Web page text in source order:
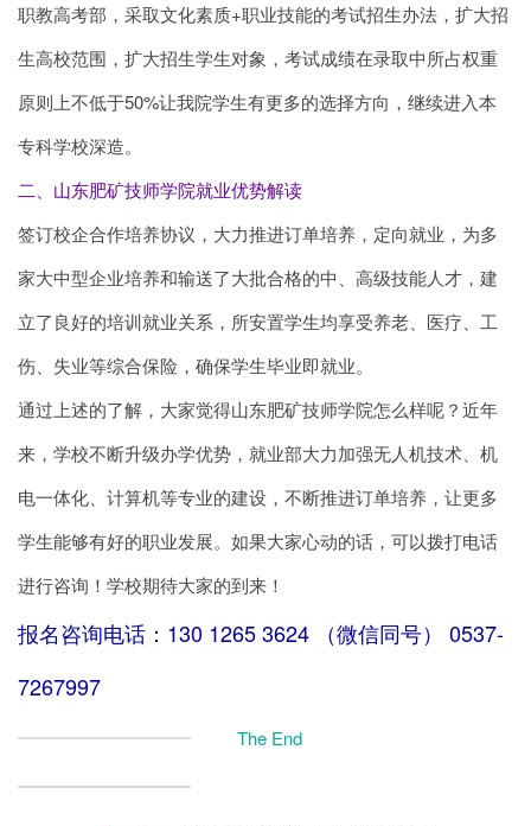
职教高考部，采取文化素质+职业技能的考试招生办法，扩大招
生高校范围，扩大招生学生对象，考试成绩在录取中所占权重
原则上不低于50%让我院学生有更多的选择方向，继续进入本
专科学校深造。
二、山东肥矿技师学院就业优势解读
签订校企合作培养协议，大力推进订单培养，定向就业，为多
家大中型企业培养和输送了大批合格的中、高级技能人才，建
立了良好的培训就业关系，所安置学生均享受养老、医疗、工
伤、失业等综合保险，确保学生毕业即就业。
通过上述的了解，大家觉得山东肥矿技师学院怎么样呢？近年
来，学校不断升级办学优势，就业部大力加强无人机技术、机
电一体化、计算机等专业的建设，不断推进订单培养，让更多
学生能够有好的职业发展。如果大家心动的话，可以拨打电话
进行咨询！学校期待大家的到来！
报名咨询电话：130 1265 3624 （微信同号） 0537-
7267997
The End